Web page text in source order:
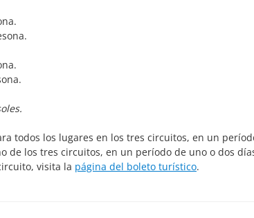
todos los lugares en los tres circuitos, en un
de los tres circuitos, en un período de uno o dos
visita la página del boleto turístico.